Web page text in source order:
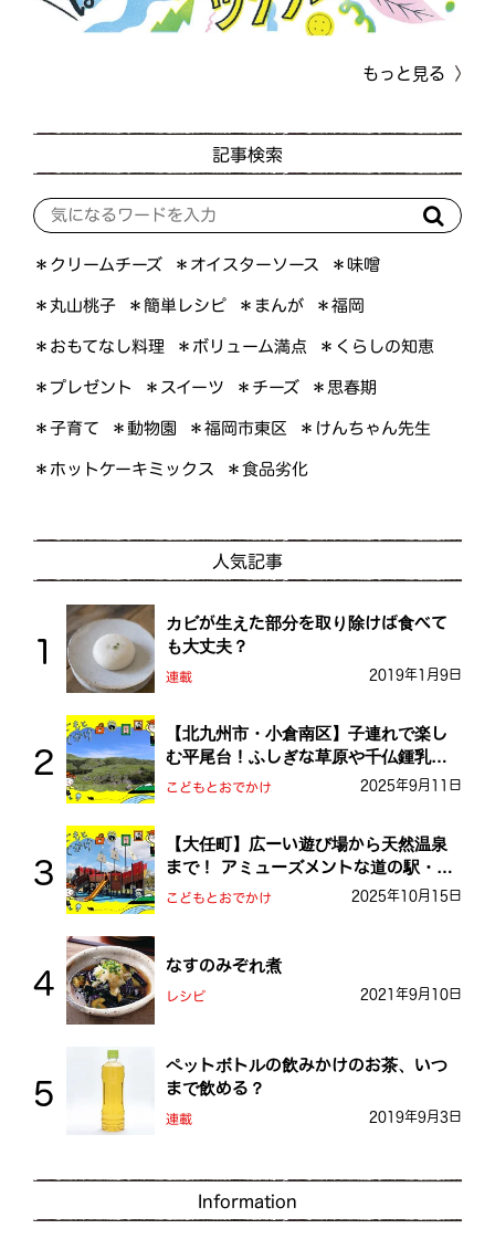
もっと見る
記事検索
＊クリームチーズ ＊オイスターソース ＊味噌
＊丸山桃子 ＊簡単レシピ ＊まんが ＊福岡
＊おもてなし料理 ＊ボリューム満点 ＊くらしの知恵
＊プレゼント ＊スイーツ ＊チーズ ＊思春期
＊子育て ＊動物園 ＊福岡市東区 ＊けんちゃん先生
＊ホットケーキミックス ＊食品劣化
人気記事
カビが生えた部分を取り除けば食べて
も大丈夫？
連載 2019年1月9日
【北九州市・小倉南区】子連れで楽し
む平尾台！ふしぎな草原や千仏鍾乳洞
を探検しよう！
こどもとおでかけ 2025年9月11日
【大任町】広ーい遊び場から天然温泉
まで！ アミューズメントな道の駅・お
おとう桜街道
こどもとおでかけ 2025年10月15日
なすのみぞれ煮
レシピ 2021年9月10日
ペットボトルの飲みかけのお茶、いつ
まで飲める？
連載 2019年9月3日
Information